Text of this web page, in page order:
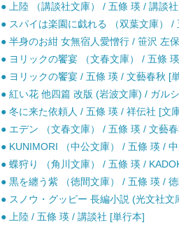
● 上陸 （講談社文庫） / 五條 瑛 / 講談
● スパイは楽園に戯れる （双葉文庫） /
● 半身のお紺 女無宿人愛憎行 / 笹沢 左
● ヨリックの饗宴 （文春文庫） / 五條
● ヨリックの饗宴 / 五條 瑛 / 文藝春秋 [
● 紅い花 他四篇 改版 (岩波文庫) / ガル
● 冬に来た依頼人 / 五條 瑛 / 祥伝社 [文
● エデン （文春文庫） / 五條 瑛 / 文藝
● KUNIMORI （中公文庫） / 五條 瑛 /
● 蝶狩り （角川文庫） / 五條 瑛 /
● 黒を纏う紫 （徳間文庫） / 五條 瑛 /
● スノウ・グッピー 長編小説 (光文社
● 上陸 / 五條 瑛 / 講談社 [単行本]